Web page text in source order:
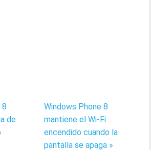
8
de
Windows Phone 8
mantiene el Wi-Fi
encendido cuando la
pantalla se apaga »